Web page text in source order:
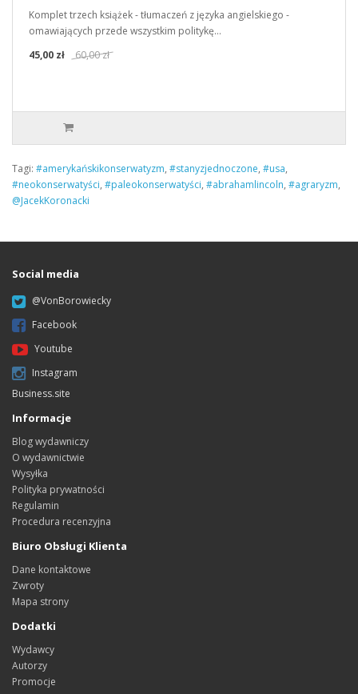
Komplet trzech książek - tłumaczeń z języka angielskiego -
omawiających przede wszystkim politykę…
45,00 zł
60,00 zł
Tagi: #amerykańskikonserwatyzm, #stanyzjednoczone, #usa,
#neokonserwatyści, #paleokonserwatyści, #abrahamlincoln, #agraryzm,
@JacekKoronacki
Social media
@VonBorowiecky
Facebook
Youtube
Instagram
Business.site
Informacje
Blog wydawniczy
O wydawnictwie
Wysyłka
Polityka prywatności
Regulamin
Procedura recenzyjna
Biuro Obsługi Klienta
Dane kontaktowe
Zwroty
Mapa strony
Dodatki
Wydawcy
Autorzy
Promocje